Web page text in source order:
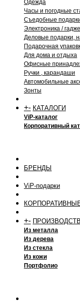
Одежда
Часы и погодные
Съедобные
Электроника /
Деловые подарки,
Подарочная
Для дома и отдыха
Офисные
Ручки , карандаши
Автомобильные
Зонты
+- КАТАЛОГИ
ViP-каталог
Корпоративный
БРЕНДЫ
ViP-подарки
+-
Из металла
Из дерева
Из стекла
Из кожи
Портфолио